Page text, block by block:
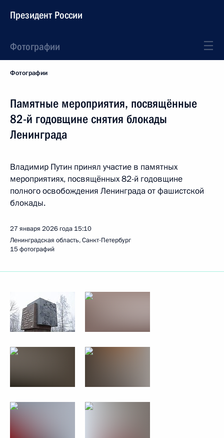
Президент России
Фотографии
Фотографии
Памятные мероприятия, посвящённые
82-й годовщине снятия блокады
Ленинграда
Владимир Путин принял участие в памятных
мероприятиях, посвящённых 82-й годовщине
полного освобождения Ленинграда от фашистской
блокады.
27 января 2026 года 15:10
Ленинградская область, Санкт-Петербург
15 фотографий